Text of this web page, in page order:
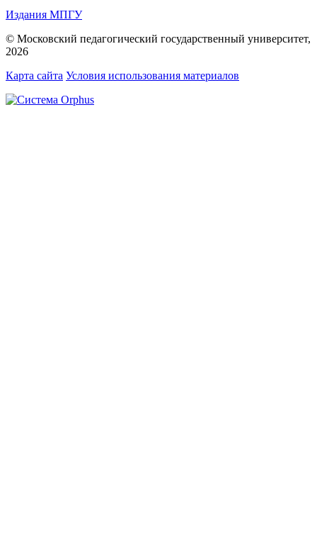
Издания МПГУ
© Московский педагогический государственный университет,
2026
Карта сайта Условия использования материалов